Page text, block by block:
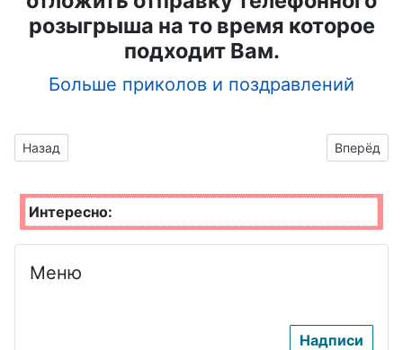
розыгрыша на то время которое
подходит Вам.
Больше приколов и поздравлений
Предыдущий материал: картинки для хорошего настроения
Назад Вперёд
Интересно:
Меню
Надписи